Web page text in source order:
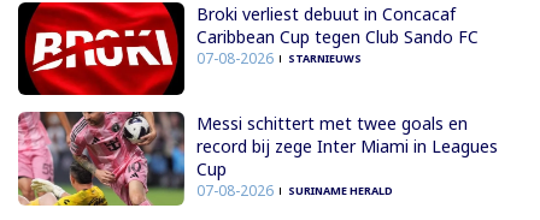
Broki verliest debuut in Concacaf
Caribbean Cup tegen Club Sando FC
07-08-2026 STARNIEUWS
Messi schittert met twee goals en
record bij zege Inter Miami in Leagues
Cup
07-08-2026 SURINAME HERALD